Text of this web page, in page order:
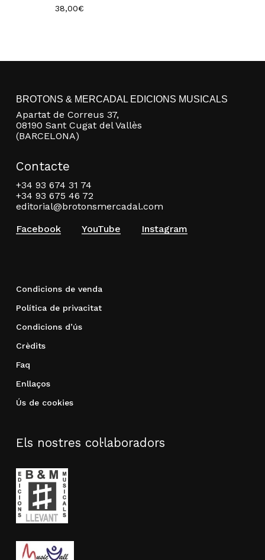
38,00€
BROTONS & MERCADAL EDICIONS MUSICALS
Apartat de Correus 37,
08190 Sant Cugat del Vallès
(BARCELONA)
Contacte
+34 93 674 31 74
+34 93 675 46 72
editorial@brotonsmercadal.com
Facebook
YouTube Instagram
Condicions de venda
Política de privacitat
Condicions d’ús
Crèdits
Faq
Enllaços
Ús de cookies
Els nostres col·laboradors